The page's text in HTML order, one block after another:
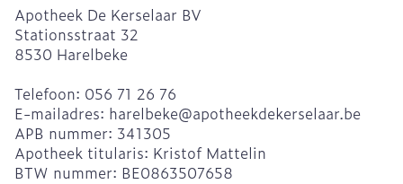
Apotheek De Kerselaar BV
Stationsstraat 32
8530 Harelbeke
Telefoon: 056 71 26 76
E-mailadres: harelbeke@apotheekdekerselaar.be
APB nummer: 341305
Apotheek titularis: Kristof Mattelin
BTW nummer: BE0863507658